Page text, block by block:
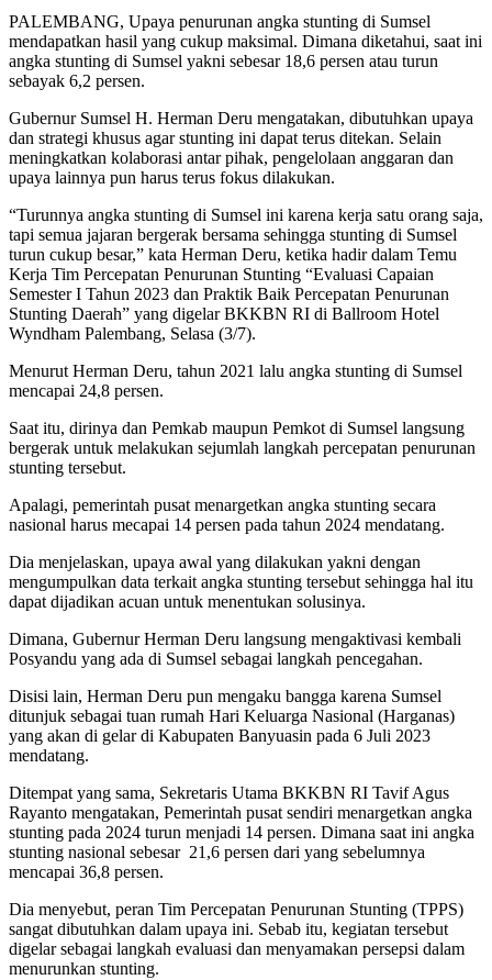
PALEMBANG, Upaya penurunan angka stunting di Sumsel
mendapatkan hasil yang cukup maksimal. Dimana diketahui, saat ini
angka stunting di Sumsel yakni sebesar 18,6 persen atau turun
sebayak 6,2 persen.
Gubernur Sumsel H. Herman Deru mengatakan, dibutuhkan upaya
dan strategi khusus agar stunting ini dapat terus ditekan. Selain
meningkatkan kolaborasi antar pihak, pengelolaan anggaran dan
upaya lainnya pun harus terus fokus dilakukan.
“Turunnya angka stunting di Sumsel ini karena kerja satu orang saja,
tapi semua jajaran bergerak bersama sehingga stunting di Sumsel
turun cukup besar,” kata Herman Deru, ketika hadir dalam Temu
Kerja Tim Percepatan Penurunan Stunting “Evaluasi Capaian
Semester I Tahun 2023 dan Praktik Baik Percepatan Penurunan
Stunting Daerah” yang digelar BKKBN RI di Ballroom Hotel
Wyndham Palembang, Selasa (3/7).
Menurut Herman Deru, tahun 2021 lalu angka stunting di Sumsel
mencapai 24,8 persen.
Saat itu, dirinya dan Pemkab maupun Pemkot di Sumsel langsung
bergerak untuk melakukan sejumlah langkah percepatan penurunan
stunting tersebut.
Apalagi, pemerintah pusat menargetkan angka stunting secara
nasional harus mecapai 14 persen pada tahun 2024 mendatang.
Dia menjelaskan, upaya awal yang dilakukan yakni dengan
mengumpulkan data terkait angka stunting tersebut sehingga hal itu
dapat dijadikan acuan untuk menentukan solusinya.
Dimana, Gubernur Herman Deru langsung mengaktivasi kembali
Posyandu yang ada di Sumsel sebagai langkah pencegahan.
Disisi lain, Herman Deru pun mengaku bangga karena Sumsel
ditunjuk sebagai tuan rumah Hari Keluarga Nasional (Harganas)
yang akan di gelar di Kabupaten Banyuasin pada 6 Juli 2023
mendatang.
Ditempat yang sama, Sekretaris Utama BKKBN RI Tavif Agus
Rayanto mengatakan, Pemerintah pusat sendiri menargetkan angka
stunting pada 2024 turun menjadi 14 persen. Dimana saat ini angka
stunting nasional sebesar 21,6 persen dari yang sebelumnya
mencapai 36,8 persen.
Dia menyebut, peran Tim Percepatan Penurunan Stunting (TPPS)
sangat dibutuhkan dalam upaya ini. Sebab itu, kegiatan tersebut
digelar sebagai langkah evaluasi dan menyamakan persepsi dalam
menurunkan stunting.